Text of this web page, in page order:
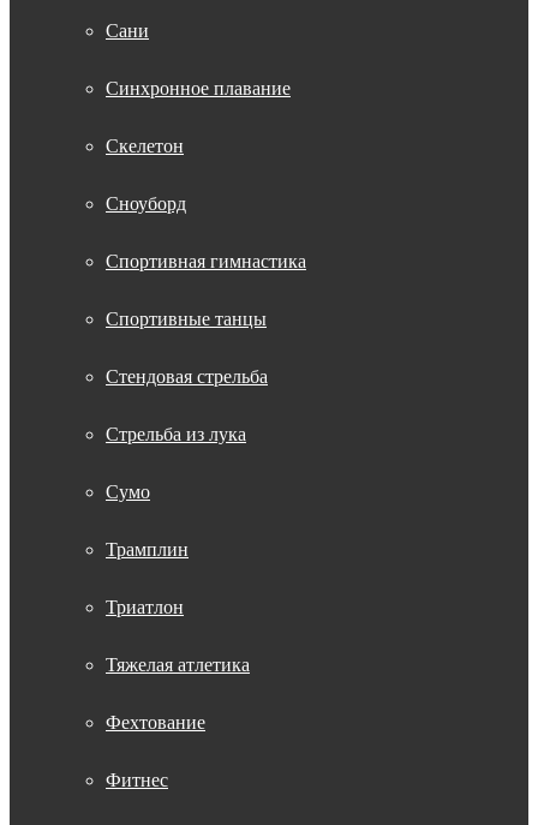
Сани
Синхронное плавание
Скелетон
Сноуборд
Спортивная гимнастика
Спортивные танцы
Стендовая стрельба
Стрельба из лука
Сумо
Трамплин
Триатлон
Тяжелая атлетика
Фехтование
Фитнес